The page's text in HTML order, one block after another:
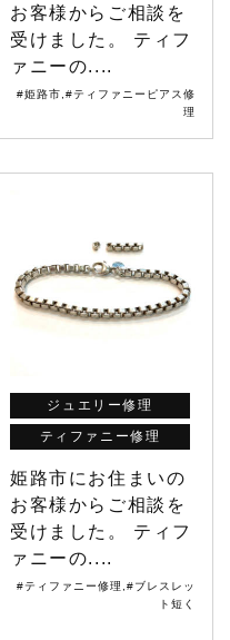
お客様からご相談を
受けました。 ティフ
ァニーの....
#姫路市 #ティファニーピアス修
理
ジュエリー修理
ティファニー修理
姫路市にお住まいの
お客様からご相談を
受けました。 ティフ
ァニーの....
#ティファニー修理 #ブレスレッ
ト短く